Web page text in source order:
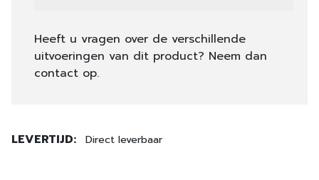
Heeft u vragen over de verschillende
uitvoeringen van dit product? Neem dan
contact op.
LEVERTIJD: Direct leverbaar